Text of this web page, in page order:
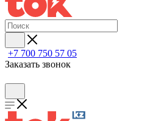
+7 700 750 57 05
Заказать звонок